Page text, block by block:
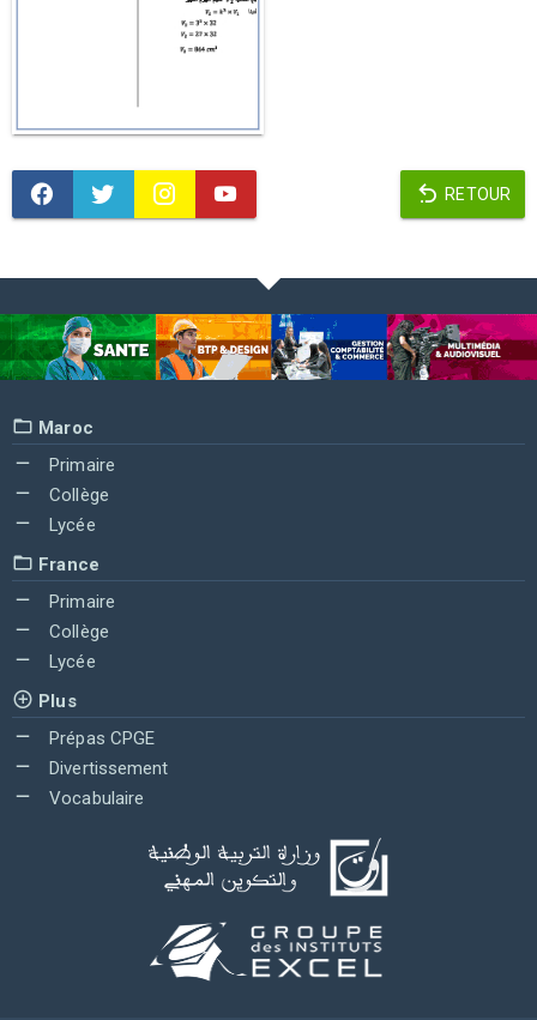
RETOUR
Maroc
Primaire
Collège
Lycée
France
Primaire
Collège
Lycée
Plus
Prépas CPGE
Divertissement
Vocabulaire